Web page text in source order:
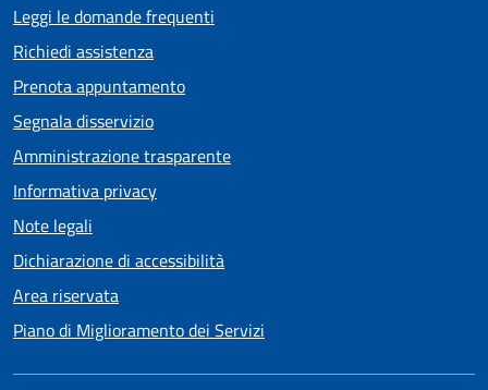
Leggi le domande frequenti
Richiedi assistenza
Prenota appuntamento
Segnala disservizio
Amministrazione trasparente
Informativa privacy
Note legali
Dichiarazione di accessibilità
Area riservata
Piano di Miglioramento dei Servizi